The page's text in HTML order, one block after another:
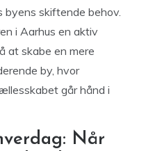
byens skiftende behov.
i Aarhus en aktiv
at skabe en mere
by, hvor
går hånd i
Når